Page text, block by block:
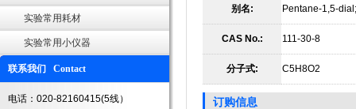
实验常用耗材
实验常用小仪器
联系我们 Contact
电话：020-82160415(5线）
别名: Pentane-1,5-
CAS No.: 111-30-8
分子式: C5H8O2
订购信息